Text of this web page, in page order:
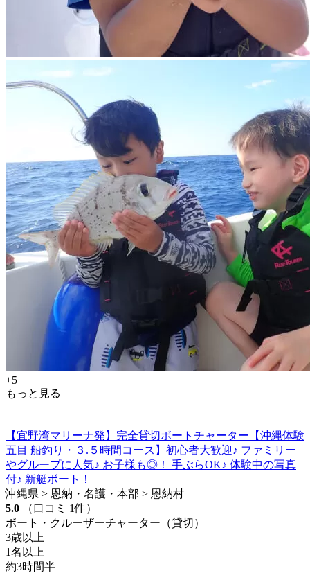
+5
もっと見る
【宜野湾マリーナ発】完全貸切ボートチャーター【沖縄体験
五目 船釣り・３.５時間コース】初心者大歓迎♪ ファミリー
やグループに人気♪ お子様も◎！ 手ぶらOK♪ 体験中の写真
付♪ 新艇ボート！
沖縄県 > 恩納・名護・本部 > 恩納村
5.0
（口コミ 1件）
ボート・クルーザーチャーター（貸切）
3歳以上
1名以上
約3時間半